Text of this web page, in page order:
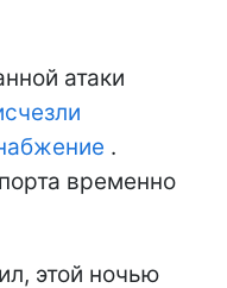
атаки
.
временно
этой ночью